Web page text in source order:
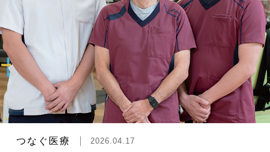
つなぐ医療 2026.04.17